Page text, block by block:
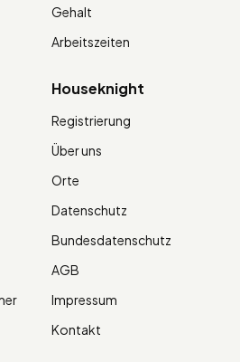
Gehalt
Arbeitszeiten
Houseknight
Registrierung
Über uns
Orte
Datenschutz
Bundesdatenschutz
AGB
Impressum
Kontakt